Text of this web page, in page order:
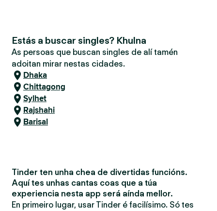
Estás a buscar singles? Khulna
As persoas que buscan singles de alí tamén
adoitan mirar nestas cidades.
Dhaka
Chittagong
Sylhet
Rajshahi
Barisal
Tinder ten unha chea de divertidas funcións.
Aquí tes unhas cantas coas que a túa
experiencia nesta app será aínda mellor.
En primeiro lugar, usar Tinder é facilísimo. Só tes